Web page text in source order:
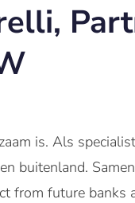
is. Als
buitenland.
from future banks